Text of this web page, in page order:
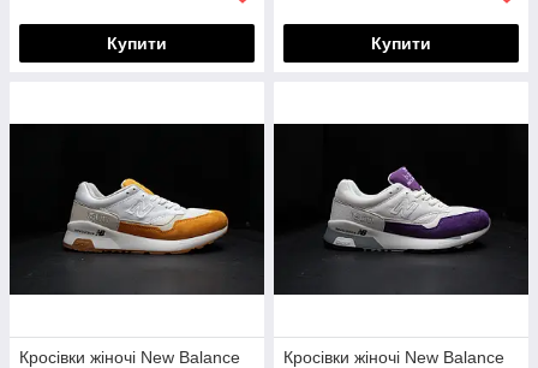
Купити Купити
Кросівки жіночі New Balance
Кросівки жіночі New Balance